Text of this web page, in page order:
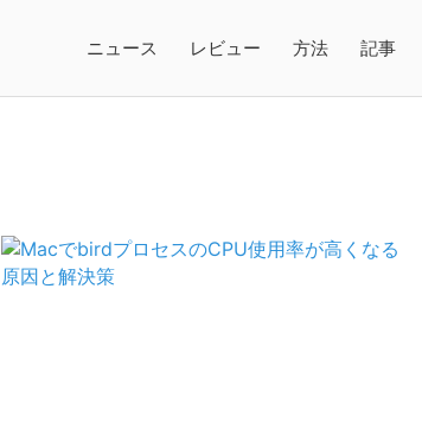
ニュース レビュー 方法 記事